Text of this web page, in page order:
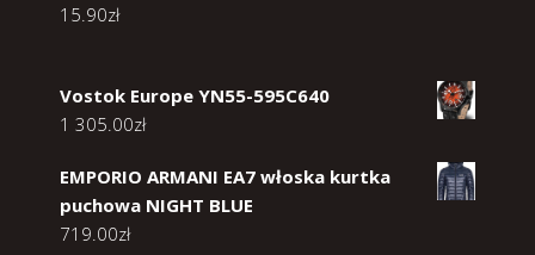
15.90zł
Vostok Europe YN55-595C640
1 305.00zł
EMPORIO ARMANI EA7 włoska kurtka
puchowa NIGHT BLUE
719.00zł